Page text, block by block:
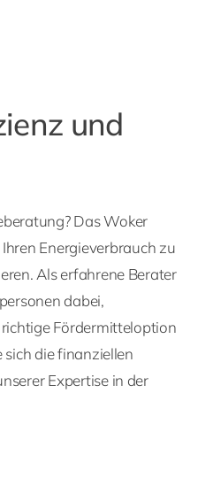
und
Das Woker
Energieverbrauch zu
Als erfahrene Berater
dabei,
Fördermitteloption
die finanziellen
Expertise in der